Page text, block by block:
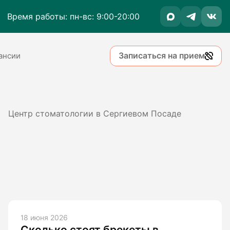
Время работы: пн-вс: 9:00-20:00
Записаться на прием
Центр стоматологии в Сергиевом Посаде
18 июня 2026